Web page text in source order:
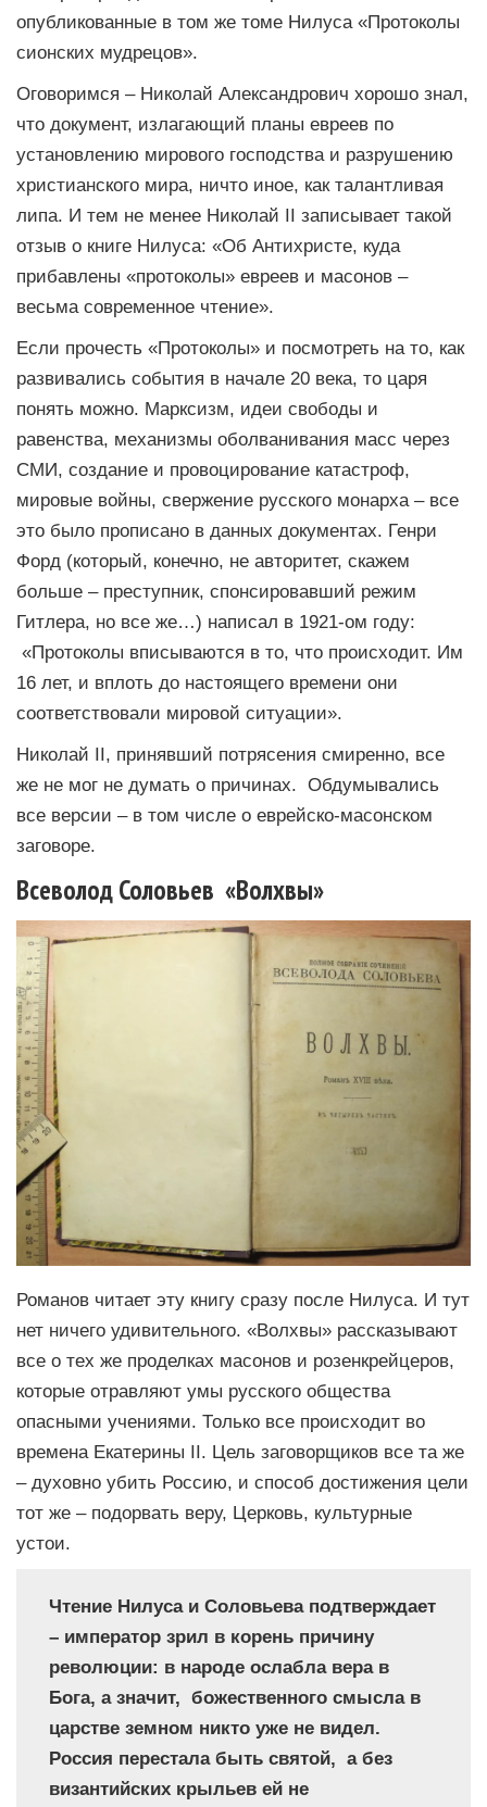
опубликованные в том же томе Нилуса «Протоколы
сионских мудрецов».
Оговоримся – Николай Александрович хорошо знал,
что документ, излагающий планы евреев по
установлению мирового господства и разрушению
христианского мира, ничто иное, как талантливая
липа. И тем не менее Николай II записывает такой
отзыв о книге Нилуса: «Об Антихристе, куда
прибавлены «протоколы» евреев и масонов –
весьма современное чтение».
Если прочесть «Протоколы» и посмотреть на то, как
развивались события в начале 20 века, то царя
понять можно. Марксизм, идеи свободы и
равенства, механизмы оболванивания масс через
СМИ, создание и провоцирование катастроф,
мировые войны, свержение русского монарха – все
это было прописано в данных документах. Генри
Форд (который, конечно, не авторитет, скажем
больше – преступник, спонсировавший режим
Гитлера, но все же…) написал в 1921-ом году:
«Протоколы вписываются в то, что происходит. Им
16 лет, и вплоть до настоящего времени они
соответствовали мировой ситуации».
Николай II, принявший потрясения смиренно, все
же не мог не думать о причинах. Обдумывались
все версии – в том числе о еврейско-масонском
заговоре.
Всеволод Соловьев «Волхвы»
Романов читает эту книгу сразу после Нилуса. И тут
нет ничего удивительного. «Волхвы» рассказывают
все о тех же проделках масонов и розенкрейцеров,
которые отравляют умы русского общества
опасными учениями. Только все происходит во
времена Екатерины II. Цель заговорщиков все та же
– духовно убить Россию, и способ достижения цели
тот же – подорвать веру, Церковь, культурные
устои.
Чтение Нилуса и Соловьева подтверждает
– император зрил в корень причину
революции: в народе ослабла вера в
Бога, а значит, божественного смысла в
царстве земном никто уже не видел.
Россия перестала быть святой, а без
византийских крыльев ей не